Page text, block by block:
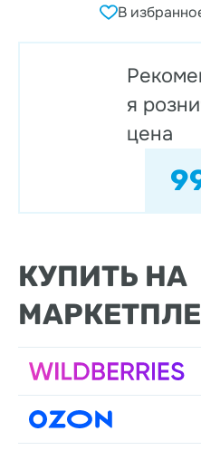
В
я
цена
КУПИТЬ НА